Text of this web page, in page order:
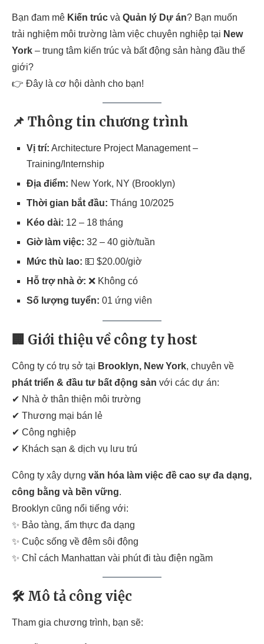
Bạn đam mê Kiến trúc và Quản lý Dự án? Bạn muốn
trải nghiệm môi trường làm việc chuyên nghiệp tại New
York – trung tâm kiến trúc và bất động sản hàng đầu thế
giới?
👉 Đây là cơ hội dành cho bạn!
📌 Thông tin chương trình
Vị trí: Architecture Project Management –
Training/Internship
Địa điểm: New York, NY (Brooklyn)
Thời gian bắt đầu: Tháng 10/2025
Kéo dài: 12 – 18 tháng
Giờ làm việc: 32 – 40 giờ/tuần
Mức thù lao: 💵 $20.00/giờ
Hỗ trợ nhà ở: ❌ Không có
Số lượng tuyển: 01 ứng viên
🏢 Giới thiệu về công ty host
Công ty có trụ sở tại Brooklyn, New York, chuyên về
phát triển & đầu tư bất động sản với các dự án:
✔ Nhà ở thân thiện môi trường
✔ Thương mại bán lẻ
✔ Công nghiệp
✔ Khách sạn & dịch vụ lưu trú
Công ty xây dựng văn hóa làm việc đề cao sự đa dạng,
công bằng và bền vững.
Brooklyn cũng nổi tiếng với:
✨ Bảo tàng, ẩm thực đa dạng
✨ Cuộc sống về đêm sôi động
✨ Chỉ cách Manhattan vài phút đi tàu điện ngầm
🛠️ Mô tả công việc
Tham gia chương trình, bạn sẽ: